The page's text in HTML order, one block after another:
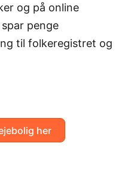
og på online
penge
til folkeregistret og
her